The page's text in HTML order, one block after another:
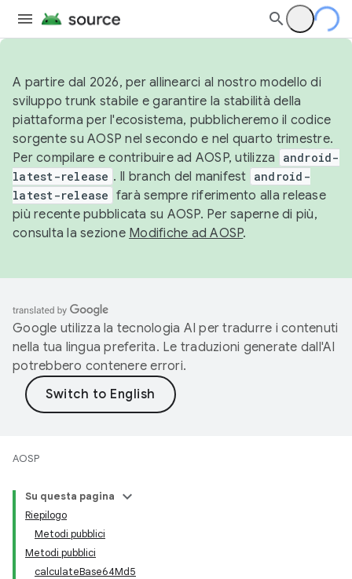
A partire dal 2026, per allinearci al nostro modello di
sviluppo trunk stabile e garantire la stabilità della
piattaforma per l'ecosistema, pubblicheremo il codice
sorgente su AOSP nel secondo e nel quarto trimestre.
Per compilare e contribuire ad AOSP, utilizza
android-
latest-release . Il branch del manifest android-
latest-release farà sempre riferimento alla release
più recente pubblicata su AOSP. Per saperne di più,
consulta la sezione Modifiche ad AOSP.
Google utilizza la tecnologia AI per tradurre i contenuti
nella tua lingua preferita. Le traduzioni generate dall'AI
potrebbero contenere errori.
AOSP
Su questa pagina
Riepilogo
Metodi pubblici
Metodi pubblici
calculateBase64Md5